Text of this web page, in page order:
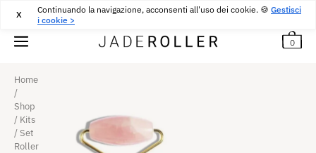
Continuando la navigazione, acconsenti all'uso dei cookie. 🍪 Gestisci
i cookie >
X CONSEGNA GRATUITA DA30 €ACQUISTARE
0
Home
/
Shop
/ Kits
/Set
Roller